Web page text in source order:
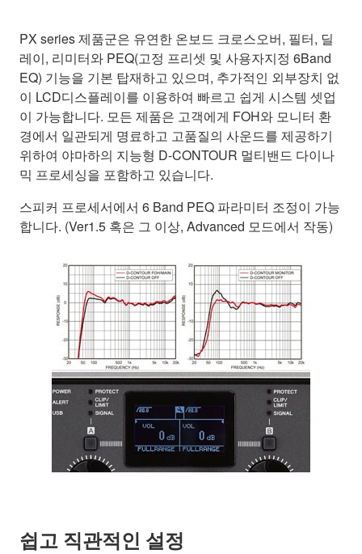
PX series 제품군은 유연한 온보드 크로스오버, 필터, 딜
레이, 리미터와 PEQ(고정 프리셋 및 사용자지정 6Band
EQ) 기능을 기본 탑재하고 있으며, 추가적인 외부장치 없
이 LCD디스플레이를 이용하여 빠르고 쉽게 시스템 셋업
이 가능합니다. 모든 제품은 고객에게 FOH와 모니터 환
경에서 일관되게 명료하고 고품질의 사운드를 제공하기
위하여 야마하의 지능형 D-CONTOUR 멀티밴드 다이나
믹 프로세싱을 포함하고 있습니다.
스피커 프로세서에서 6 Band PEQ 파라미터 조정이 가능
합니다. (Ver1.5 혹은 그 이상, Advanced 모드에서 작동)
쉽고 직관적인 설정